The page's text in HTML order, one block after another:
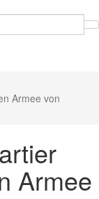
Armee von
Armee